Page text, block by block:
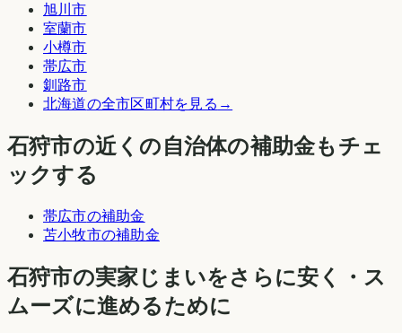
旭川市
室蘭市
小樽市
帯広市
釧路市
北海道の全市区町村を見る →
石狩市の近くの自治体の補助金もチェ
ックする
帯広市の補助金
苫小牧市の補助金
石狩市の実家じまいをさらに安く・ス
ムーズに進めるために